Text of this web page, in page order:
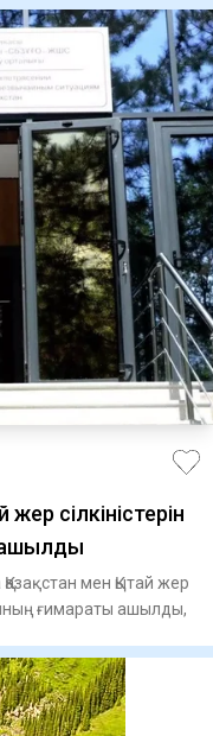
сілкіністерін
ашылды
мен Қытай жер
ғимараты ашылды,